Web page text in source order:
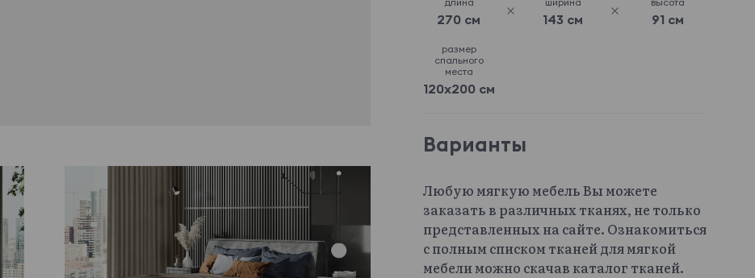
270 см 143 см 91 см
размер
спального
места
120x200 см
Варианты
Любую мягкую мебель Вы можете
заказать в различных тканях, не только
представленных на сайте. Ознакомиться
с полным списком тканей для мягкой
мебели можно скачав каталог тканей.